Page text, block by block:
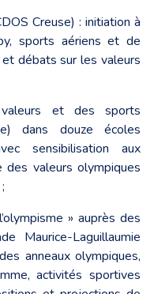
Creuse) : initiation à
sports aériens et de
débats sur les valeurs
et des sports
dans douze écoles
sensibilisation aux
valeurs olympiques
» auprès des
Maurice-Laguillaumie
anneaux olympiques,
activités sportives